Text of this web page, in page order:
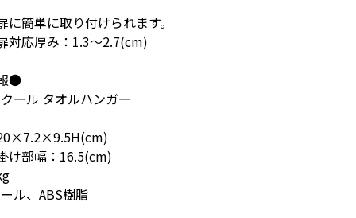
に簡単に取り付けられます。
対応厚み：1.3～2.7(cm)
●
ール タオルハンガー
部幅：16.5(cm)
ル、ABS樹脂